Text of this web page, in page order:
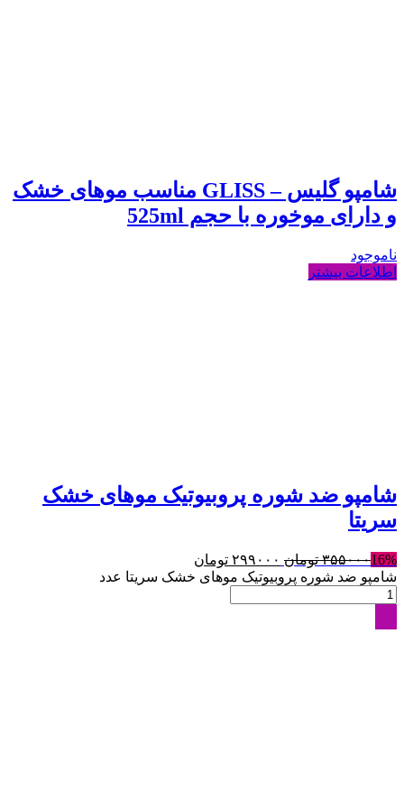
شامپو گلیس – GLISS مناسب موهای خشک
و دارای موخوره با حجم 525ml
ناموجود
اطلاعات بیشتر
شامپو ضد شوره پروبیوتیک موهای خشک
سريتا
16%۳۵۵۰۰۰ تومان ۲۹۹۰۰۰ تومان
شامپو ضد شوره پروبیوتیک موهای خشک سريتا عدد